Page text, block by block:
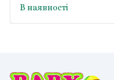
В наявності